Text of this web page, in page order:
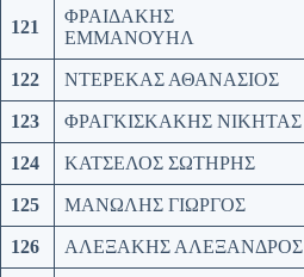
121
ΦΡΑΙΔΑΚΗΣ
ΕΜΜΑΝΟΥΗΛ
122 ΝΤΕΡΕΚΑΣ ΑΘΑΝΑΣΙΟΣ
123 ΦΡΑΓΚΙΣΚΑΚΗΣ ΝΙΚΗΤΑΣ
124 ΚΑΤΣΕΛΟΣ ΣΩΤΗΡΗΣ
125 ΜΑΝΩΛΗΣ ΓΙΩΡΓΟΣ
126 ΑΛΕΞΑΚΗΣ ΑΛΕΞΑΝΔΡΟΣ